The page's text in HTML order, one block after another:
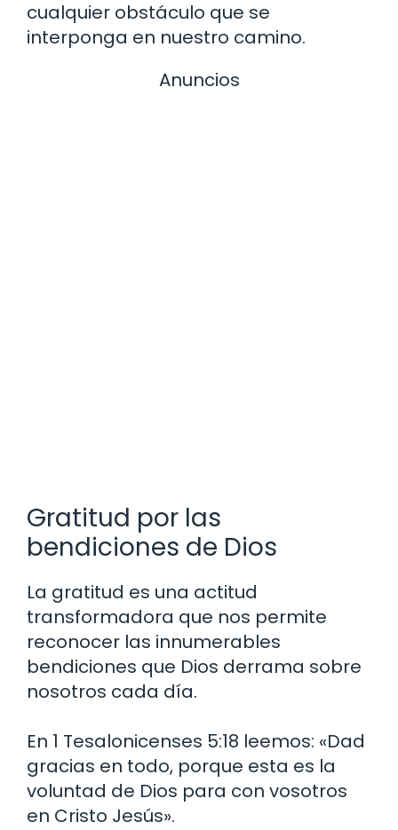
cualquier obstáculo que se
interponga en nuestro camino.
Anuncios
Gratitud por las
bendiciones de Dios
La gratitud es una actitud
transformadora que nos permite
reconocer las innumerables
bendiciones que Dios derrama sobre
nosotros cada día.
En 1 Tesalonicenses 5:18 leemos: «Dad
gracias en todo, porque esta es la
voluntad de Dios para con vosotros
en Cristo Jesús».